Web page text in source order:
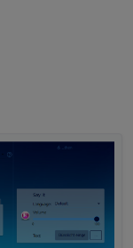
dem Text
Wetterbericht